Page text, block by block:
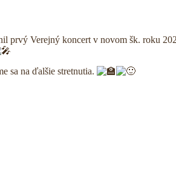
Verejný koncert v novom šk. roku
sa na ďalšie stretnutia.